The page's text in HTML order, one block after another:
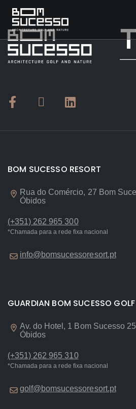
BOM SUCESSO RESORT
Rua do Comércio, 27 Bom
Óbidos
(+351) 262 965 300
*Chamada para a rede fixa nacional
info@bomsucessoresort.pt
GUARDIAN BOM SUCESSO GOLF
Av. do Hotel, 1 Bom Sucesso
Óbidos
(+351) 262 965 310
*Chamada para a rede fixa nacional
golf@bomsucessoresort.pt